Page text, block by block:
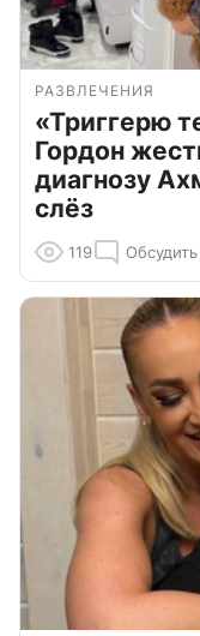
РАЗВЛЕЧЕНИЯ
«Триггерю
Гордон
диагнозу
слёз
119 Обсудить